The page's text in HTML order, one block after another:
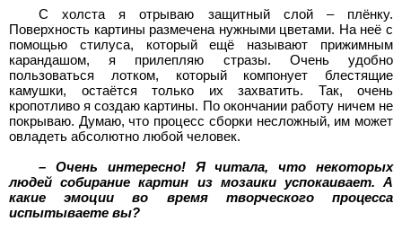
С холста я отрываю защитный слой – плёнку.
Поверхность картины размечена нужными цветами. На неё с
помощью стилуса, который ещё называют прижимным
карандашом, я прилепляю стразы. Очень удобно
пользоваться лотком, который компонует блестящие
камушки, остаётся только их захватить. Так, очень
кропотливо я создаю картины. По окончании работу ничем не
покрываю. Думаю, что процесс сборки несложный, им может
овладеть абсолютно любой человек.
– Очень интересно! Я читала, что некоторых
людей собирание картин из мозаики успокаивает. А
какие эмоции во время творческого процесса
испытываете вы?